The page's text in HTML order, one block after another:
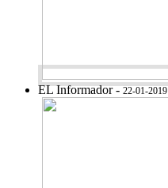
EL Informador -22-01-2019